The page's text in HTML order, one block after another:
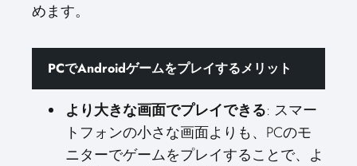
めます。
PCでAndroidゲームをプレイするメリット
より大きな画面でプレイできる: スマー
トフォンの小さな画面よりも、PCのモ
ニターでゲームをプレイすることで、よ